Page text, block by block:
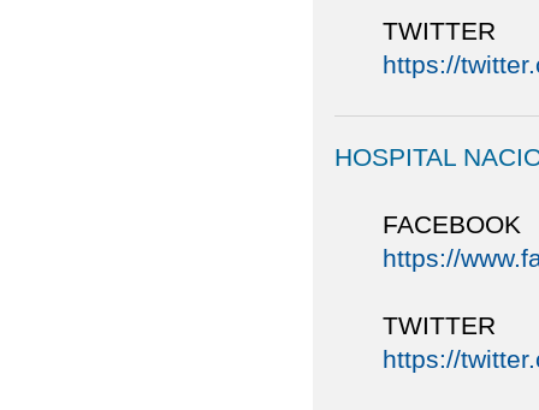
TWITTER
https://
HOSPITAL
FACEBOOK
https://
TWITTER
https://